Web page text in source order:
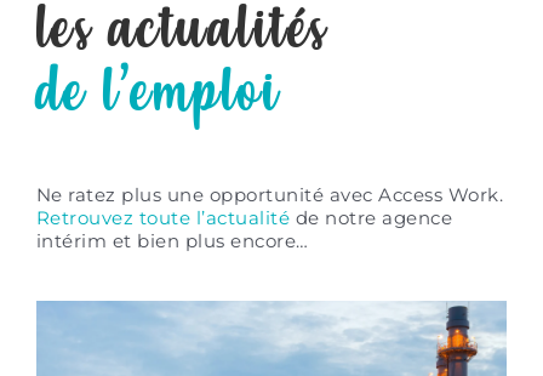
les actualités
de l’emploi
Ne ratez plus une opportunité avec Access Work.
Retrouvez toute l’actualité de notre agence
intérim et bien plus encore…